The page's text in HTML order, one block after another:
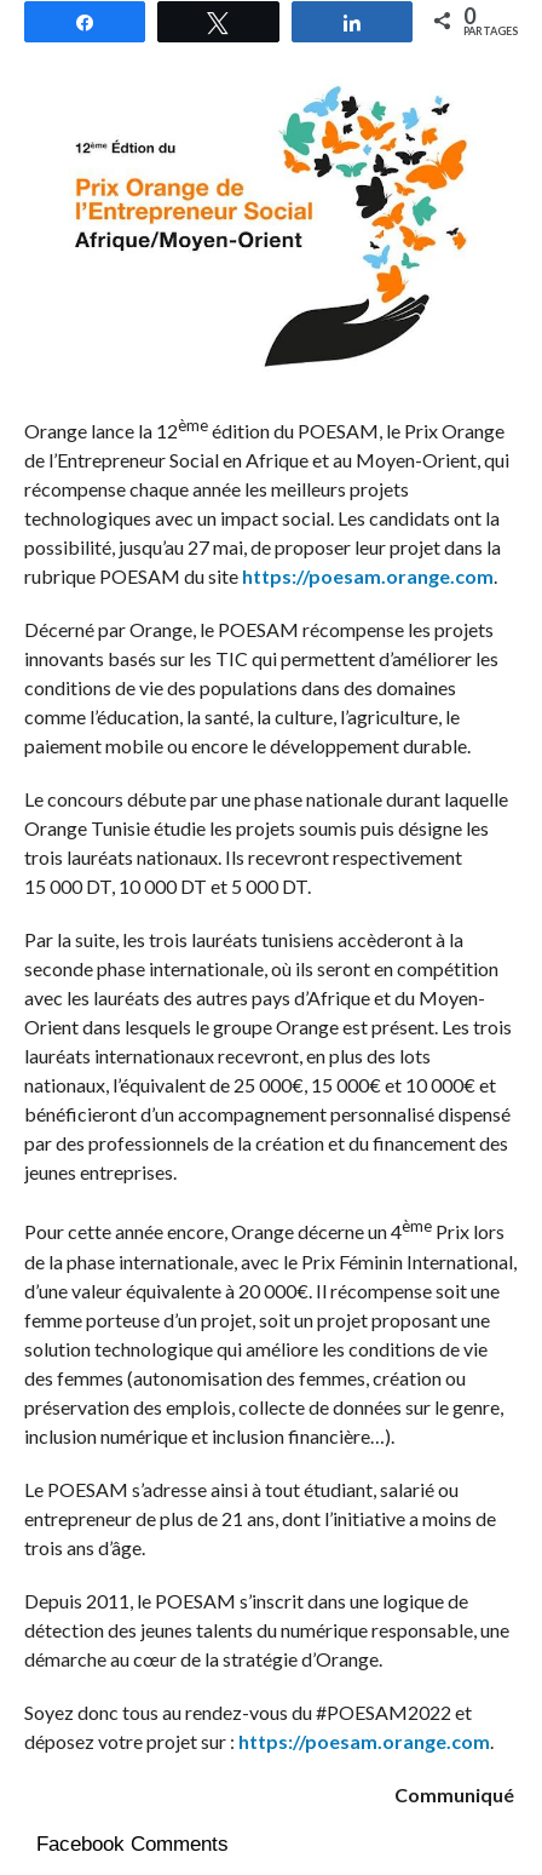
Partagez 0
PARTAGES
Orange lance la 12èmeédition du POESAM, le Prix Orange
de l’Entrepreneur Social en Afrique et au Moyen-Orient, qui
récompense chaque année les meilleurs projets
technologiques avec un impact social. Les candidats ont la
possibilité, jusqu’au 27 mai, de proposer leur projet dans la
rubrique POESAM du site https://poesam.orange.com.
Décerné par Orange, le POESAM récompense les projets
innovants basés sur les TIC qui permettent d’améliorer les
conditions de vie des populations dans des domaines
comme l’éducation, la santé, la culture, l’agriculture, le
paiement mobile ou encore le développement durable.
Le concours débute par une phase nationale durant laquelle
Orange Tunisie étudie les projets soumis puis désigne les
trois lauréats nationaux. Ils recevront respectivement
15 000 DT, 10 000 DT et 5 000 DT.
Par la suite, les trois lauréats tunisiens accèderont à la
seconde phase internationale, où ils seront en compétition
avec les lauréats des autres pays d’Afrique et du Moyen-
Orient dans lesquels le groupe Orange est présent. Les trois
lauréats internationaux recevront, en plus des lots
nationaux, l’équivalent de 25 000€, 15 000€ et 10 000€ et
bénéficieront d’un accompagnement personnalisé dispensé
par des professionnels de la création et du financement des
jeunes entreprises.
Pour cette année encore, Orange décerne un 4èmePrix lors
de la phase internationale, avec le Prix Féminin International,
d’une valeur équivalente à 20 000€. Il récompense soit une
femme porteuse d’un projet, soit un projet proposant une
solution technologique qui améliore les conditions de vie
des femmes (autonomisation des femmes, création ou
préservation des emplois, collecte de données sur le genre,
inclusion numérique et inclusion financière…).
Le POESAM s’adresse ainsi à tout étudiant, salarié ou
entrepreneur de plus de 21 ans, dont l’initiative a moins de
trois ans d’âge.
Depuis 2011, le POESAM s’inscrit dans une logique de
détection des jeunes talents du numérique responsable, une
démarche au cœur de la stratégie d’Orange.
Soyez donc tous au rendez-vous du #POESAM2022 et
déposez votre projet sur : https://poesam.orange.com
Communiqué
Facebook Comments